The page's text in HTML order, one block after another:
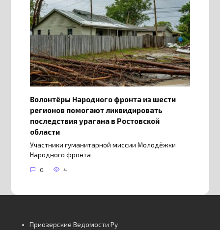
Волонтёры Народного фронта из шести
регионов помогают ликвидировать
последствия урагана в Ростовской
области
Участники гуманитарной миссии Молодёжки
Народного фронта
0 4
Приозерские Ведомости Ру